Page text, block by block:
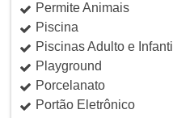
Permite Animais
Piscina
Piscinas Adulto e Infantil
Playground
Porcelanato
Portão Eletrônico